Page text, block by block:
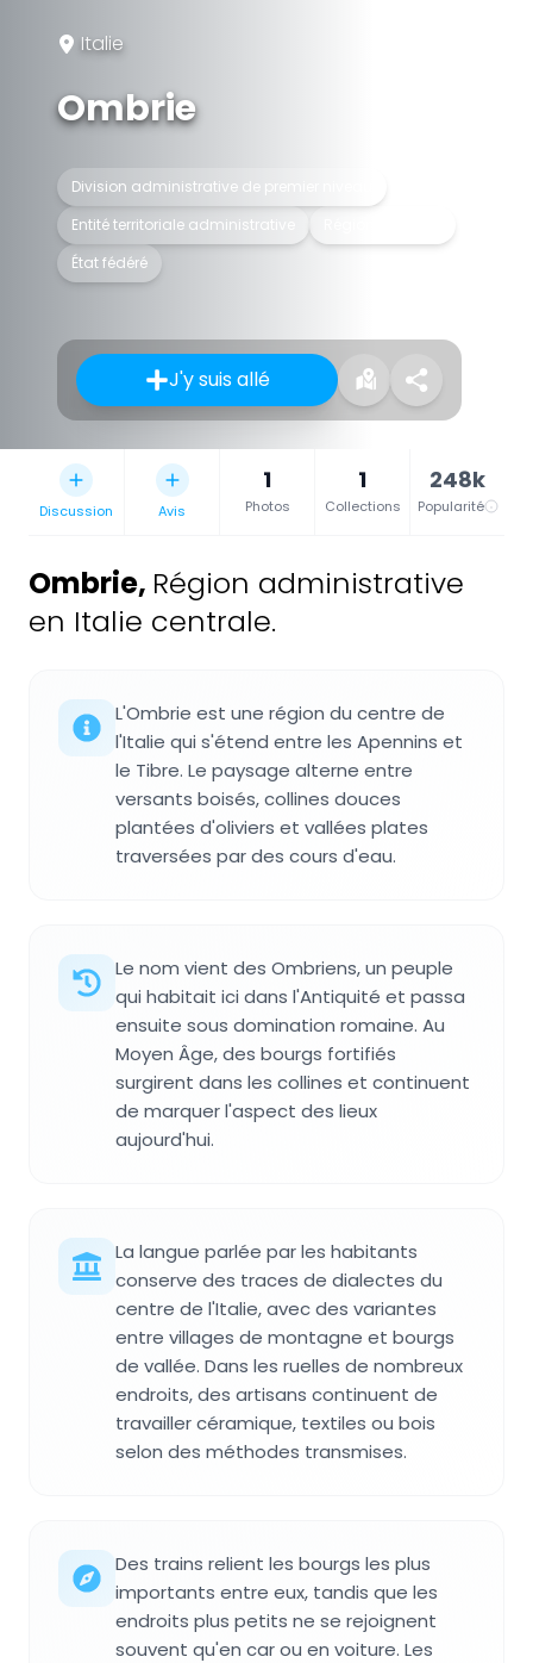
Italie
Ombrie
Division administrative de premier niveau
Entité territoriale administrative
État fédéré
J'y suis allé
Discussion Avis
1
Photos
1
Collections
248k
Popularité
Ombrie, Région administrative
en Italie centrale.
L'Ombrie est une région du centre de
l'Italie qui s'étend entre les Apennins et
le Tibre. Le paysage alterne entre
versants boisés, collines douces
plantées d'oliviers et vallées plates
traversées par des cours d'eau.
Le nom vient des Ombriens, un peuple
qui habitait ici dans l'Antiquité et passa
ensuite sous domination romaine. Au
Moyen Âge, des bourgs fortifiés
surgirent dans les collines et continuent
de marquer l'aspect des lieux
aujourd'hui.
La langue parlée par les habitants
conserve des traces de dialectes du
centre de l'Italie, avec des variantes
entre villages de montagne et bourgs
de vallée. Dans les ruelles de nombreux
endroits, des artisans continuent de
travailler céramique, textiles ou bois
selon des méthodes transmises.
Des trains relient les bourgs les plus
importants entre eux, tandis que les
endroits plus petits ne se rejoignent
souvent qu'en car ou en voiture. Les